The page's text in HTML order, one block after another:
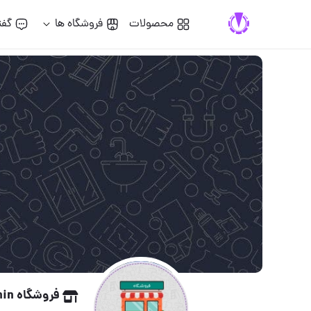
محصولات فروشگاه ها
فروشگاه armin